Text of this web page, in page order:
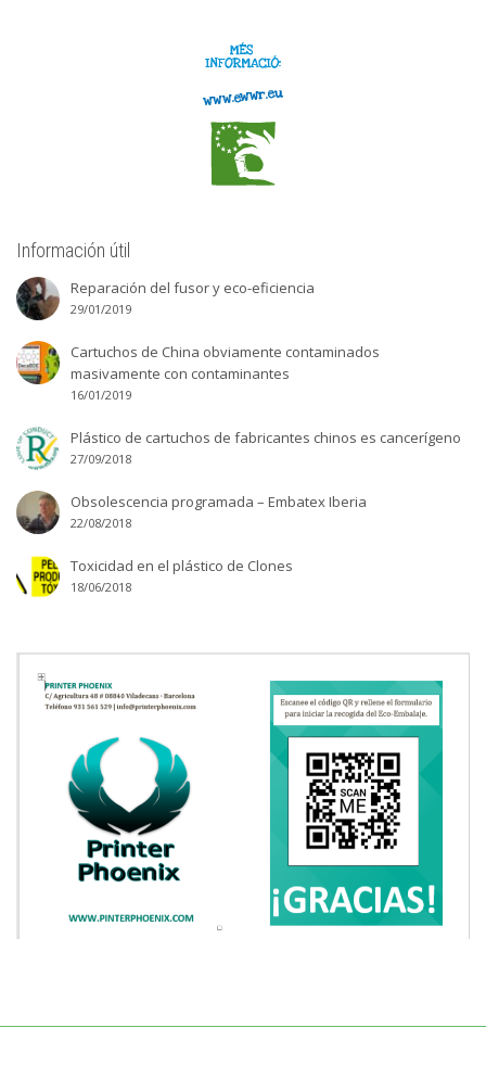
Información útil
Reparación del fusor y eco-eficiencia
29/01/2019
Cartuchos de China obviamente contaminados
masivamente con contaminantes
16/01/2019
Plástico de cartuchos de fabricantes chinos es cancerígeno
27/09/2018
Obsolescencia programada – Embatex Iberia
22/08/2018
Toxicidad en el plástico de Clones
18/06/2018